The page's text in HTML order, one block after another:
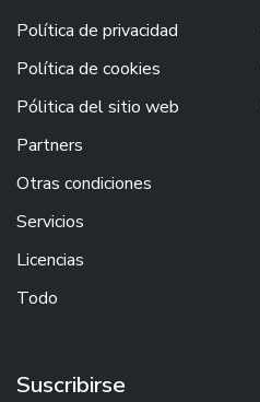
Política de privacidad
Política de cookies
Pólitica del sitio web
Partners
Otras condiciones
Servicios
Licencias
Todo
Suscribirse